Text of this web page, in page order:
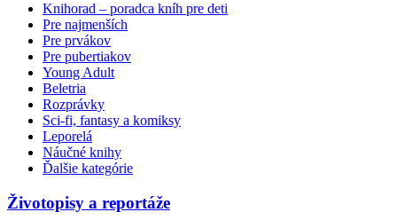
Knihorad – poradca kníh pre deti
Pre najmenších
Pre prvákov
Pre pubertiakov
Young Adult
Beletria
Rozprávky
Sci-fi, fantasy a komiksy
Leporelá
Náučné knihy
Ďalšie kategórie
Životopisy a reportáže